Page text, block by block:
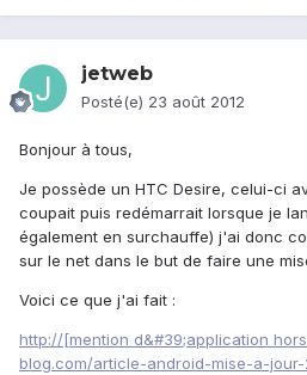
jetweb
Posté(e) 23 août 2012
Bonjour à tous,
Je possède un HTC Desire, celui-ci
coupait puis redémarrait lorsque je
également en surchauffe) j'ai donc
sur le net dans le but de faire une
Voici ce que j'ai fait :
http://[mention d&#39;application
blog.com/article-android-mise-a-